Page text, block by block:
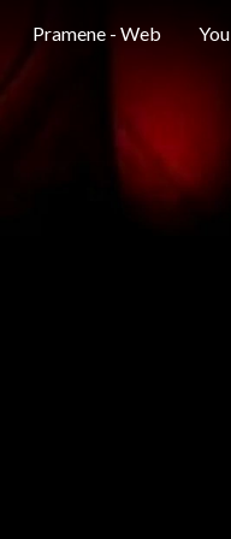
Pramene - Web